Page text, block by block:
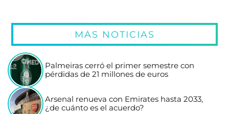
MÁS NOTICIAS
Palmeiras cerró el primer semestre con
pérdidas de 21 millones de euros
Arsenal renueva con Emirates hasta 2033,
¿de cuánto es el acuerdo?